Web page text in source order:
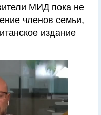
МИД пока не
членов семьи,
издание